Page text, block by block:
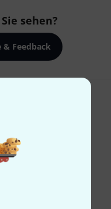
sehen?
& Feedback
und gewinne mit